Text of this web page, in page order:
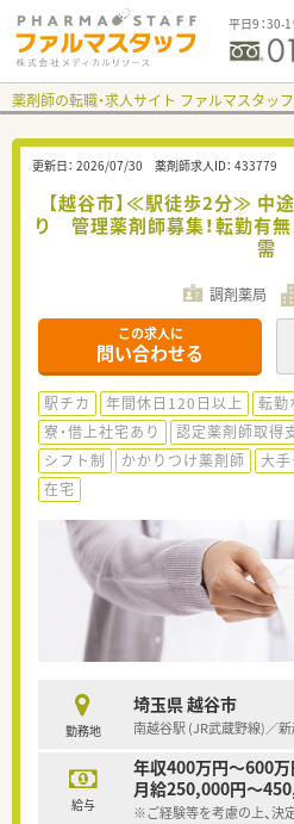
平日9：30-
薬剤師の転職・求人サイト ファルマスタッフ
更新日： 2026/07/30 薬剤師求人ID： 433779
【越谷市】≪駅徒歩2分≫ 中
り 管理薬剤師募集！転勤有
需
調剤薬局
この求人に
問い合わせる
駅チカ 年間休日120日以上 転勤
寮・借上社宅あり
認定薬剤師取得
シフト制
かかりつけ薬剤師 大
在宅
勤務地
埼玉県 越谷市
南越谷駅 (JR武蔵野線)／
給与
年収400万円～600万
月給250,000円～
※ご経験等を考慮の上、決